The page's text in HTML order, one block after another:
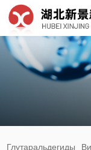
Глутаральдегиды